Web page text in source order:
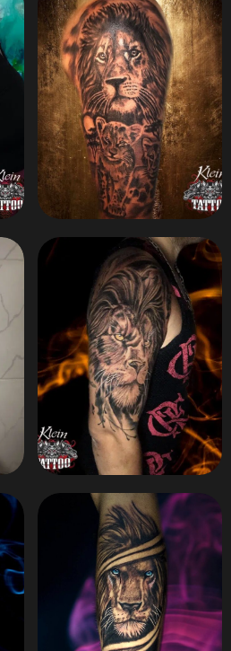
ZOOM
ZOOM
ZOOM